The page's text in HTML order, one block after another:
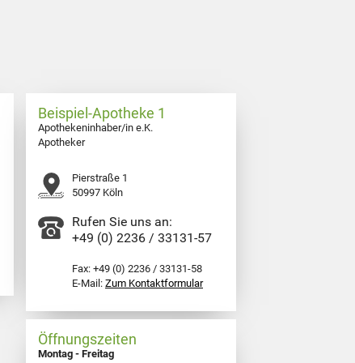
Beispiel-Apotheke 1
Apothekeninhaber/in e.K.
Apotheker
Pierstraße 1
50997 Köln
Rufen Sie uns an:
+49 (0) 2236 / 33131-57
Fax: +49 (0) 2236 / 33131-58
E-Mail: Zum Kontaktformular
Öffnungszeiten
Montag - Freitag